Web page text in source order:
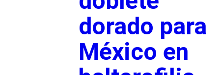
dorado para
México en